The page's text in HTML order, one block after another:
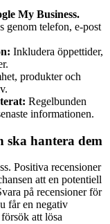
My Business.
genom telefon, e-post
Inkludera öppettider,
produkter och
Regelbunden
informationen.
ska hantera dem
Positiva recensioner
att en potentiell
på recensioner för
får en negativ
att lösa